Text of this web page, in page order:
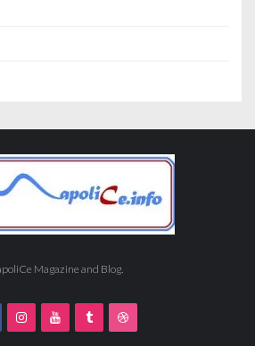
Magazine and Blog.